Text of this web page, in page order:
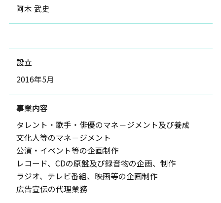
阿木 武史
設立
2016年5月
事業内容
タレント・歌手・俳優のマネ－ジメント及び養成
文化人等のマネ－ジメント
公演・イベント等の企画制作
レコード、CDの原盤及び録音物の企画、制作
ラジオ、テレビ番組、映画等の企画制作
広告宣伝の代理業務